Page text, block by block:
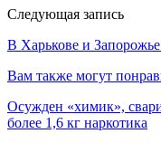
Следующая запись
В Харькове и
Вам также могут
Осужден «химик»,
более 1,6 кг наркотика